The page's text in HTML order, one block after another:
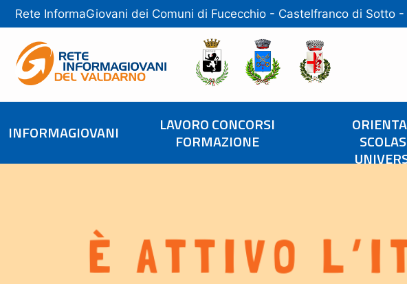
Rete InformaGiovani dei Comuni di Fucecchio - Castelfranco di Sotto -
INFORMAGIOVANI
LAVORO CONCORSI
FORMAZIONE